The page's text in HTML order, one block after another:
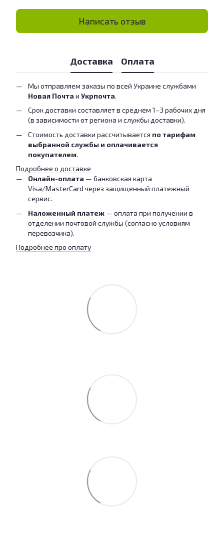
Написать отзыв
Доставка Оплата
Мы отправляем заказы по всей Украине службами
Новая Почта и Укрпочта.
Срок доставки составляет в среднем 1–3 рабочих дня
(в зависимости от региона и службы доставки).
Стоимость доставки рассчитывается по тарифам
выбранной службы и оплачивается
покупателем.
Подробнее о доставке
Онлайн-оплата — банковская карта
Visa/MasterCard через защищенный платежный
сервис.
Наложенный платеж — оплата при получении в
отделении почтовой службы (согласно условиям
перевозчика).
Подробнее про оплату